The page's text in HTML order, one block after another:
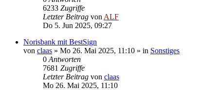
6233 Zugriffe
Letzter Beitrag von ALF
Do 5. Jun 2025, 09:27
Norisbank mit BestSign
von claas » Mo 26. Mai 2025, 11:10 » in Sonstiges
0 Antworten
7681 Zugriffe
Letzter Beitrag von claas
Mo 26. Mai 2025, 11:10